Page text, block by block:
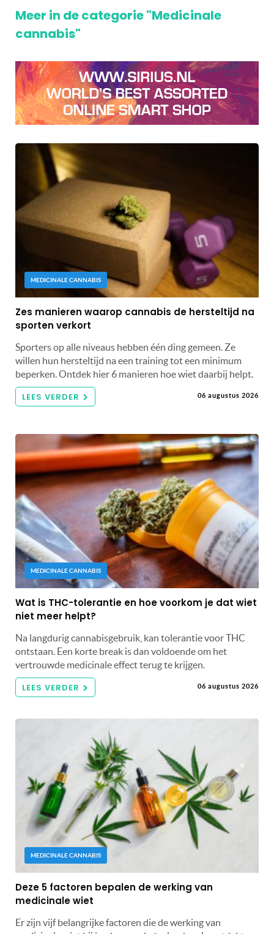
Meer in de categorie "Medicinale
cannabis"
MEDICINALE CANNABIS
Zes manieren waarop cannabis de hersteltijd na
sporten verkort
Sporters op alle niveaus hebben één ding gemeen. Ze
willen hun hersteltijd na een training tot een minimum
beperken. Ontdek hier 6 manieren hoe wiet daarbij helpt.
LEES VERDER 06 augustus 2026
MEDICINALE CANNABIS
Wat is THC-tolerantie en hoe voorkom je dat wiet
niet meer helpt?
Na langdurig cannabisgebruik, kan tolerantie voor THC
ontstaan. Een korte break is dan voldoende om het
vertrouwde medicinale effect terug te krijgen.
LEES VERDER 06 augustus 2026
MEDICINALE CANNABIS
Deze 5 factoren bepalen de werking van
medicinale wiet
Er zijn vijf belangrijke factoren die de werking van